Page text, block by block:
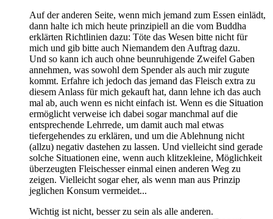
Auf der anderen Seite, wenn mich jemand zum Essen einlädt,
dann halte ich mich heute prinzipiell an die vom Buddha
erklärten Richtlinien dazu: Töte das Wesen bitte nicht für
mich und gib bitte auch Niemandem den Auftrag dazu.
Und so kann ich auch ohne beunruhigende Zweifel Gaben
annehmen, was sowohl dem Spender als auch mir zugute
kommt. Erfahre ich jedoch das jemand das Fleisch extra zu
diesem Anlass für mich gekauft hat, dann lehne ich das auch
mal ab, auch wenn es nicht einfach ist. Wenn es die Situation
ermöglicht verweise ich dabei sogar manchmal auf die
entsprechende Lehrrede, um damit auch mal etwas
tiefergehendes zu erklären, und um die Ablehnung nicht
(allzu) negativ dastehen zu lassen. Und vielleicht sind gerade
solche Situationen eine, wenn auch klitzekleine, Möglichkeit
überzeugten Fleischesser einmal einen anderen Weg zu
zeigen. Vielleicht sogar eher, als wenn man aus Prinzip
jeglichen Konsum vermeidet...
Wichtig ist nicht, besser zu sein als alle anderen.